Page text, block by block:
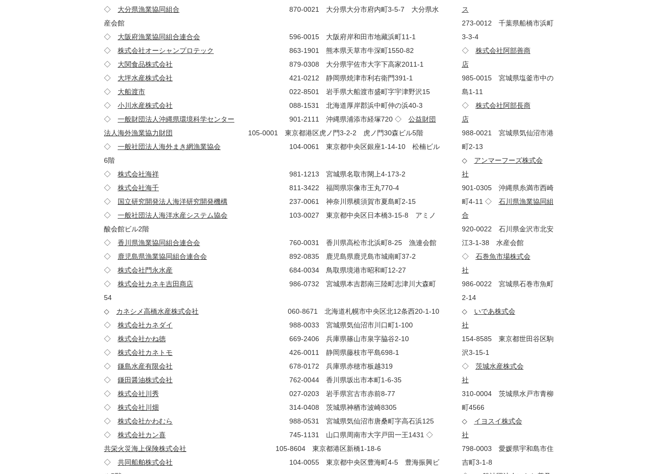
◇ 大分県漁業協同組合 870-0021 大分県大分市府内町3-5-7 大分県水
産会館
◇ 大阪府漁業協同組合連合会 596-0015 大阪府岸和田市地藏浜町11-1
◇ 株式会社オーシャンプロテック
863-1901 熊本県天草市牛深町1550-82
◇ 大関食品株式会社 879-0308 大分県宇佐市大字下高家2011-1
◇ 大坪水産株式会社 421-0212 静岡県焼津市利右衛門391-1
◇ 大船渡市 022-8501 岩手県大船渡市盛町字宇津野沢15
◇ 小川水産株式会社 088-1531 北海道厚岸郡浜中町仲の浜40-3
◇ 一般財団法人沖縄県環境科学センター 901-2111 沖縄県浦添市経塚720 ◇ 公益財団
法人海外漁業協力財団
105-0001 東京都港区虎ノ門3-2-2 虎ノ門30森ビル5階
◇ 一般社団法人海外まき網漁業協会 104-0061 東京都中央区銀座1-14-10 松楠ビル
6階
◇ 株式会社海祥 981-1213 宮城県名取市閖上4-173-2
◇ 株式会社海千 811-3422 福岡県宗像市王丸770-4
◇
国立研究開発法人海洋研究開発機構 237-0061 神奈川県横須賀市夏島町2-15
◇ 一般社団法人海洋水産システム協会 103-0027 東京都中央区日本橋3-15-8 アミノ
酸会館ビル2階
◇ 香川県漁業協同組合連合会 760-0031 香川県高松市北浜町8-25 漁連会館
◇
鹿児島県漁業協同組合連合会 892-0835 鹿児島県鹿児島市城南町37-2
◇ 株式会社門永水産 684-0034 鳥取県境港市昭和町12-27
◇ 株式会社カネキ吉田商店 986-0732 宮城県本吉郡南三陸町志津川大森町
54
◇ カネシメ高橋水産株式会社 060-8671 北海道札幌市中央区北12条西20-1-10
◇ 株式会社カネダイ
988-0033 宮城県気仙沼市川口町1-100
◇ 株式会社かね徳 669-2406 兵庫県篠山市泉字脇谷2-10
◇ 株式会社カネトモ 426-0011 静岡県藤枝市平島698-1
◇ 鎌島水産有限会社 678-0172 兵庫県赤穂市板越319
◇ 鎌田醤油株式会社 762-0044 香川県坂出市本町1-6-35
◇ 株式会社川秀 027-0203 岩手県宮古市赤前8-77
◇ 株式会社川畑 314-0408 茨城県神栖市波崎8305
◇ 株式会社かわむら
988-0531 宮城県気仙沼市唐桑町字高石浜125
◇ 株式会社カン喜 745-1131 山口県周南市大字戸田一王1431 ◇
共栄火災海上保険株式会社 105-8604 東京都港区新橋1-18-6
◇ 共同船舶株式会社 104-0055 東京都中央区豊海町4-5 豊海振興ビ
ス
273-0012 千葉県船橋市浜町
3-3-4
◇ 株式会社阿部善商
店
985-0015 宮城県塩釜市中の
島1-11
◇ 株式会社阿部長商
店
988-0021 宮城県気仙沼市港
町2-13
◇ アンマーフーズ株式会
社
901-0305 沖縄県糸満市西崎
町4-11 ◇ 石川県漁業協同組
合
920-0022 石川県金沢市北安
江3-1-38 水産会館
◇ 石巻魚市場株式会
社
986-0022 宮城県石巻市魚町
2-14
◇ いであ株式会
社
154-8585 東京都世田谷区駒
沢3-15-1
◇ 茨城水産株式会
社
310-0004 茨城県水戸市青柳
町4566
◇ イヨスイ株式会
社
798-0003 愛媛県宇和島市住
吉町3-1-8